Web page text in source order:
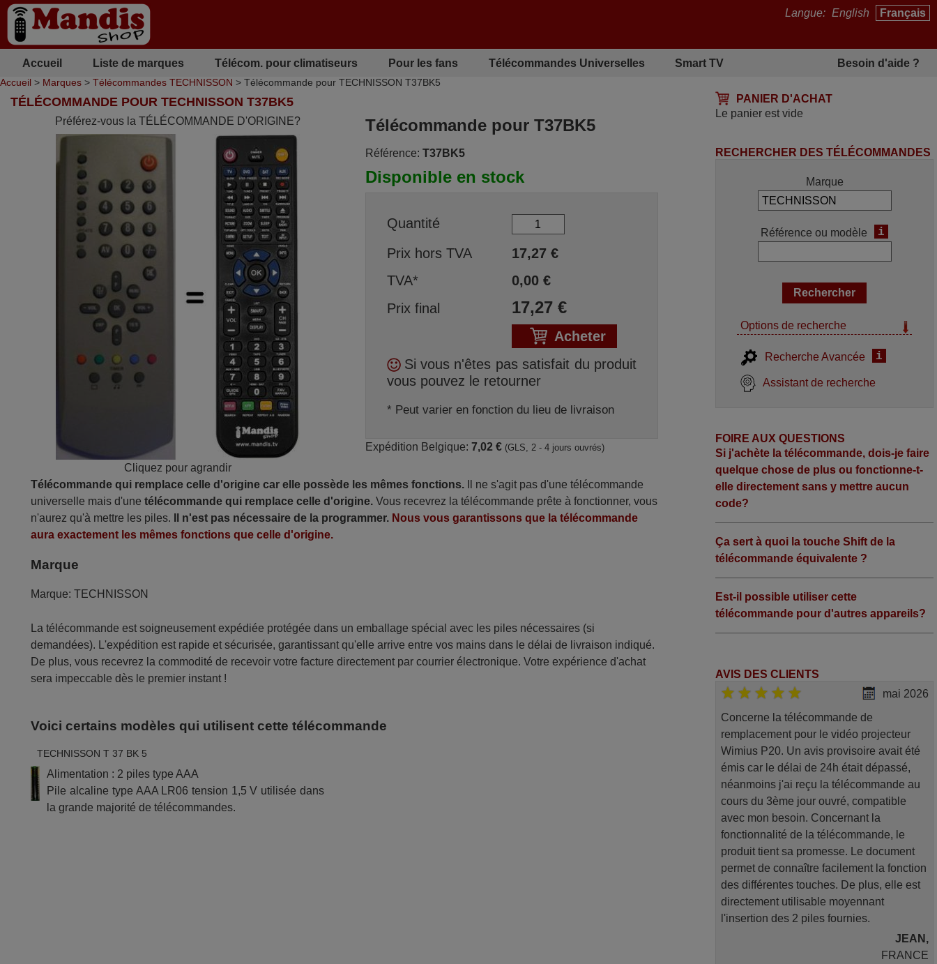
Langue: English Français
Accueil Liste de marques Télécom. pour climatiseurs Pour les fans Télécommandes Universelles Smart TV Besoin d'aide ?
Accueil > Marques > Télécommandes TECHNISSON > Télécommande pour TECHNISSON T37BK5
PANIER D'ACHAT
Le panier est vide
TÉLÉCOMMANDE POUR TECHNISSON T37BK5
Préférez-vous la TÉLÉCOMMANDE D'ORIGINE?
Cliquez pour agrandir
Télécommande pour T37BK5
Référence: T37BK5
Disponible en stock
Quantité
Prix hors TVA
17,27€
TVA*
0,00€
Prix final
17,27€
Acheter
Si vous n'êtes pas satisfait du produit
vous pouvez le retourner
* Peut varier en fonction du lieu de livraison
Expédition Belgique: 7,02 € (GLS, 2 - 4 jours ouvrés)
Télécommande qui remplace celle d'origine car elle possède les mêmes fonctions. Il ne s'agit pas d'une télécommande
universelle mais d'unetélécommande qui remplace celle d'origine. Vous recevrez la télécommande prête à fonctionner, vous
n'aurez qu'à mettre les piles.
Il n'est pas nécessaire de la programmer. Nous vous garantissons que la télécommande
aura exactement les mêmes fonctions que celle d'origine.
Marque
Marque: TECHNISSON
La télécommande est soigneusement expédiée protégée dans un emballage spécial avec les piles nécessaires (si
demandées). L'expédition est rapide et sécurisée, garantissant qu'elle arrive entre vos mains dans le délai de livraison indiqué.
De plus, vous recevrez la commodité de recevoir votre facture directement par courrier électronique. Votre expérience d'achat
sera impeccable dès le premier instant !
Voici certains modèles qui utilisent cette télécommande
TECHNISSON T 37 BK 5
Alimentation : 2 piles type AAA
Pile alcaline type AAA LR06 tension 1,5 V utilisée dans
la grande majorité de télécommandes.
RECHERCHER DES TÉLÉCOMMANDES
Marque
Référence ou modèle i
Options de recherche
Recherche Avancée i
Assistant de recherche
FOIRE AUX QUESTIONS
Si j'achète la télécommande, dois-je faire
quelque chose de plus ou fonctionne-t-
elle directement sans y mettre aucun
code?
Ça sert à quoi la touche Shift de la
télécommande équivalente ?
Est-il possible utiliser cette
télécommande pour d'autres appareils?
AVIS DES CLIENTS
mai 2026
Concerne la télécommande de
remplacement pour le vidéo projecteur
Wimius P20. Un avis provisoire avait été
émis car le délai de 24h était dépassé,
néanmoins j'ai reçu la télécommande au
cours du 3ème jour ouvré, compatible
avec mon besoin. Concernant la
fonctionnalité de la télécommande, le
produit tient sa promesse. Le document
permet de connaître facilement la fonction
des différentes touches. De plus, elle est
directement utilisable moyennant
l'insertion des 2 piles fournies.
JEAN,
FRANCE